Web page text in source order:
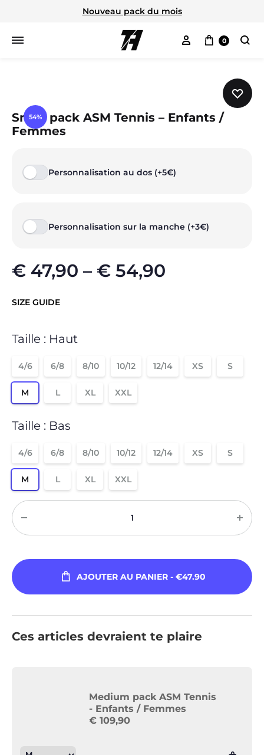
Nouveau pack du mois
Mon compte
Panier
0
54%
Small pack ASM Tennis – Enfants /
Femmes
Personnalisation au dos (+5€)
Personnalisation sur la manche (+3€)
€ 47,90 – € 54,90
SIZE GUIDE
Taille : Haut
4/6 6/8 8/10 10/12 12/14 XS S
M L XL XXL
Taille : Bas
4/6 6/8 8/10 10/12 12/14 XS S
M L XL XXL
Quantité
AJOUTER AU PANIER - €47.90
Ces articles devraient te plaire
Medium pack ASM Tennis
- Enfants / Femmes
€ 109,90